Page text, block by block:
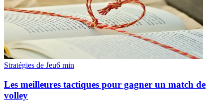
Stratégies de Jeu6 min
Les meilleures tactiques pour gagner un match de
volley